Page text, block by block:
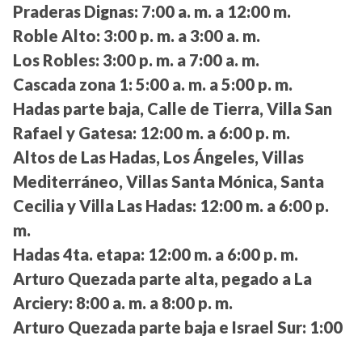
Praderas Dignas: 7:00 a. m. a 12:00 m.
Roble Alto: 3:00 p. m. a 3:00 a. m.
Los Robles: 3:00 p. m. a 7:00 a. m.
Cascada zona 1: 5:00 a. m. a 5:00 p. m.
Hadas parte baja, Calle de Tierra, Villa San
Rafael y Gatesa: 12:00 m. a 6:00 p. m.
Altos de Las Hadas, Los Ángeles, Villas
Mediterráneo, Villas Santa Mónica, Santa
Cecilia y Villa Las Hadas: 12:00 m. a 6:00 p.
m.
Hadas 4ta. etapa: 12:00 m. a 6:00 p. m.
Arturo Quezada parte alta, pegado a La
Arciery: 8:00 a. m. a 8:00 p. m.
Arturo Quezada parte baja e Israel Sur: 1:00